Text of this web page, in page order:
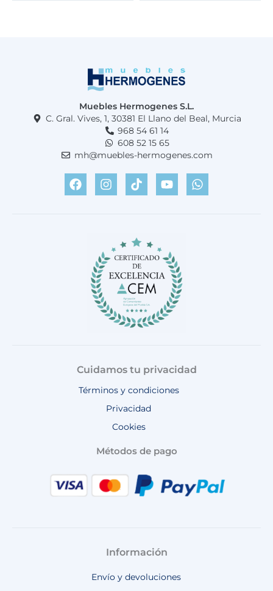
Muebles Hermogenes S.L.
C. Gral. Vives, 1, 30381 El Llano del Beal, Murcia
968 54 61 14
608 52 15 65
mh@muebles-hermogenes.com
F
a
c
I
n
s
a
m
T
i
k
Y
o
u
W
h
a
Cuidamos tu privacidad
Términos y condiciones
Privacidad
Cookies
Métodos de pago
Información
Envío y devoluciones